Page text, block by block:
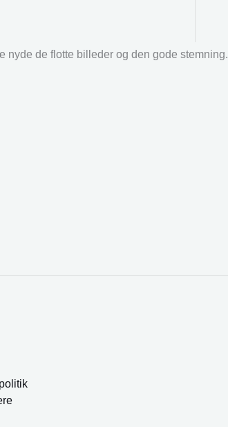
nyde de flotte billeder og den gode stemning.